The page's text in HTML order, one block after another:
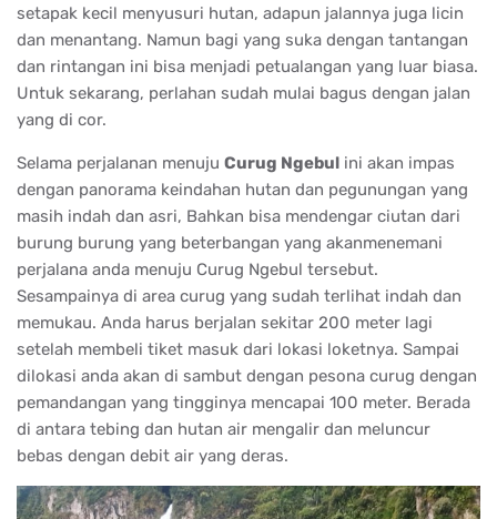
setapak kecil menyusuri hutan, adapun jalannya juga licin
dan menantang. Namun bagi yang suka dengan tantangan
dan rintangan ini bisa menjadi petualangan yang luar biasa.
Untuk sekarang, perlahan sudah mulai bagus dengan jalan
yang di cor.
Selama perjalanan menuju Curug Ngebul ini akan impas
dengan panorama keindahan hutan dan pegunungan yang
masih indah dan asri, Bahkan bisa mendengar ciutan dari
burung burung yang beterbangan yang akanmenemani
perjalana anda menuju Curug Ngebul tersebut.
Sesampainya di area curug yang sudah terlihat indah dan
memukau. Anda harus berjalan sekitar 200 meter lagi
setelah membeli tiket masuk dari lokasi loketnya. Sampai
dilokasi anda akan di sambut dengan pesona curug dengan
pemandangan yang tingginya mencapai 100 meter. Berada
di antara tebing dan hutan air mengalir dan meluncur
bebas dengan debit air yang deras.